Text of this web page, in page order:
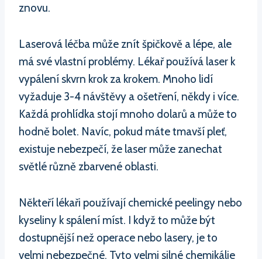
znovu.
Laserová léčba může znít špičkově a lépe, ale
má své vlastní problémy. Lékař používá laser k
vypálení skvrn krok za krokem. Mnoho lidí
vyžaduje 3-4 návštěvy a ošetření, někdy i více.
Každá prohlídka stojí mnoho dolarů a může to
hodně bolet. Navíc, pokud máte tmavší pleť,
existuje nebezpečí, že laser může zanechat
světlé různě zbarvené oblasti.
Někteří lékaři používají chemické peelingy nebo
kyseliny k spálení míst. I když to může být
dostupnější než operace nebo lasery, je to
velmi nebezpečné. Tyto velmi silné chemikálie